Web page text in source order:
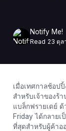
Notify Me!
Read 23 ตุล
เมื่อเทศกาลช้อป
สำหรับเจ้าของร้
แบล็กฟรายเดย์
Friday ได้กลาย
ที่สุดสำหรับผู้ค้าอ